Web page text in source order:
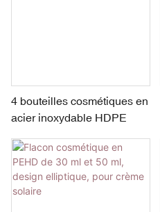
4 bouteilles cosmétiques en
acier inoxydable HDPE